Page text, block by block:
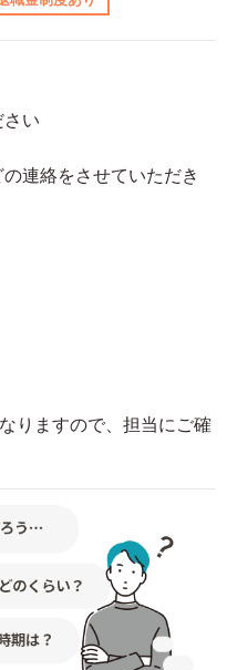
さい
連絡をさせていただき
りますので、担当にご確